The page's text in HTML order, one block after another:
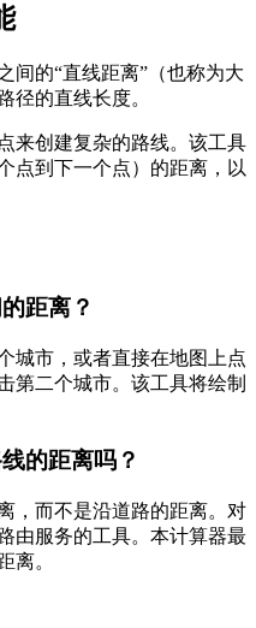
间的“直线距离”（也称为大
径的直线长度。
来创建复杂的路线。该工具
点到下一个点）的距离，以
距离？
城市，或者直接在地图上点
第二个城市。该工具将绘制
的距离吗？
，而不是沿道路的距离。对
由服务的工具。本计算器最
离。